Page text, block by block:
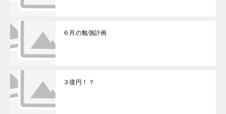
６月の勉強計画
３億円！？